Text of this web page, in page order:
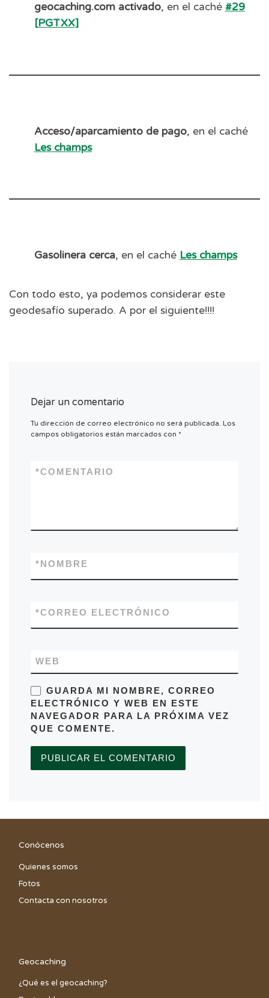
geocaching.com activado, en el caché #29
[PGTXX]
Acceso/aparcamiento de pago, en el caché
Les champs
Gasolinera cerca, en el caché Les champs
Con todo esto, ya podemos considerar este
geodesafío superado. A por el siguiente!!!!
Dejar un comentario
Tu dirección de correo electrónico no será publicada. Los
campos obligatorios están marcados con *
COMENTARIO
*
NOMBRE
*
CORREO ELECTRÓNICO
*
WEB
GUARDA MI NOMBRE, CORREO
ELECTRÓNICO Y WEB EN ESTE
NAVEGADOR PARA LA PRÓXIMA VEZ
QUE COMENTE.
Conócenos
Quienes somos
Fotos
Contacta con nosotros
Geocaching
¿Qué es el geocaching?